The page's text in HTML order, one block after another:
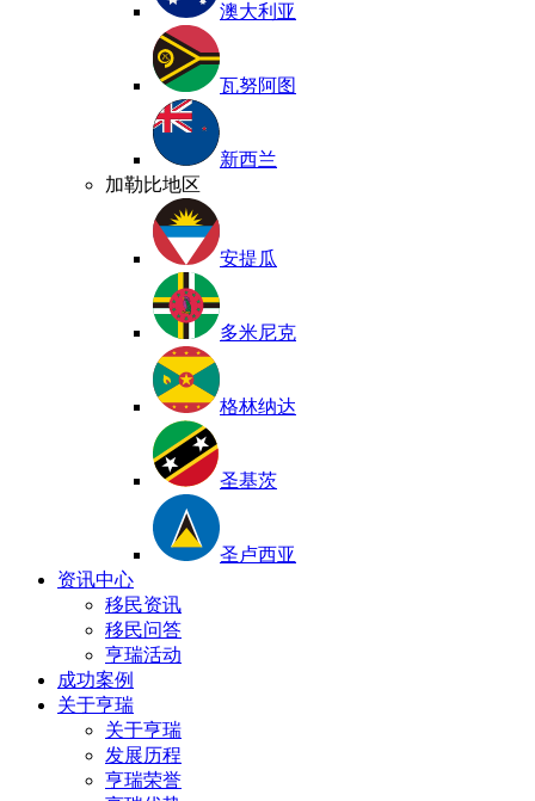
澳大利亚
瓦努阿图
新西兰
加勒比地区
安提瓜
多米尼克
格林纳达
圣基茨
圣卢西亚
资讯中心
移民资讯
移民问答
亨瑞活动
成功案例
关于亨瑞
关于亨瑞
发展历程
亨瑞荣誉